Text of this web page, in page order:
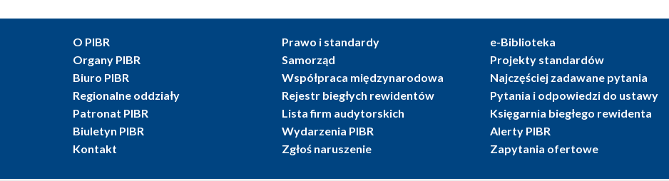
O PIBR
Organy PIBR
Biuro PIBR
Regionalne oddziały
Patronat PIBR
Biuletyn PIBR
Kontakt
Prawo i standardy
Samorząd
Współpraca międzynarodowa
Rejestr biegłych rewidentów
Lista firm audytorskich
Wydarzenia PIBR
Zgłoś naruszenie
e-Biblioteka
Projekty standardów
Najczęściej zadawane pytania
Pytania i odpowiedzi do ustawy
Księgarnia biegłego rewidenta
Alerty PIBR
Zapytania ofertowe